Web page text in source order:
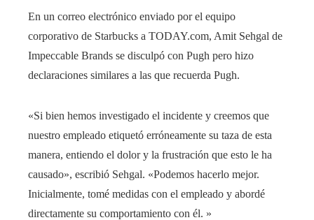
En un correo electrónico enviado por el equipo
corporativo de Starbucks a TODAY.com, Amit Sehgal de
Impeccable Brands se disculpó con Pugh pero hizo
declaraciones similares a las que recuerda Pugh.
«Si bien hemos investigado el incidente y creemos que
nuestro empleado etiquetó erróneamente su taza de esta
manera, entiendo el dolor y la frustración que esto le ha
causado», escribió Sehgal. «Podemos hacerlo mejor.
Inicialmente, tomé medidas con el empleado y abordé
directamente su comportamiento con él. »